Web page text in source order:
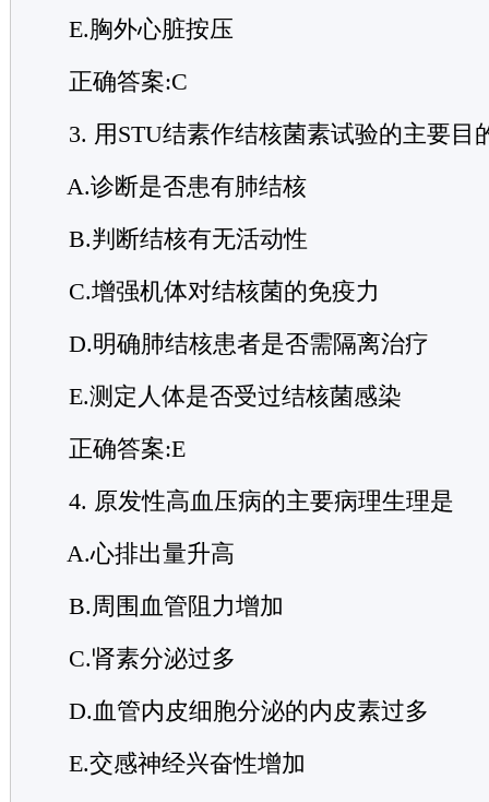
E.胸外心脏按压
正确答案:C
3. 用STU结素作结核菌素试验的主要目
A.诊断是否患有肺结核
B.判断结核有无活动性
C.增强机体对结核菌的免疫力
D.明确肺结核患者是否需隔离治疗
E.测定人体是否受过结核菌感染
正确答案:E
4. 原发性高血压病的主要病理生理是
A.心排出量升高
B.周围血管阻力增加
C.肾素分泌过多
D.血管内皮细胞分泌的内皮素过多
E.交感神经兴奋性增加